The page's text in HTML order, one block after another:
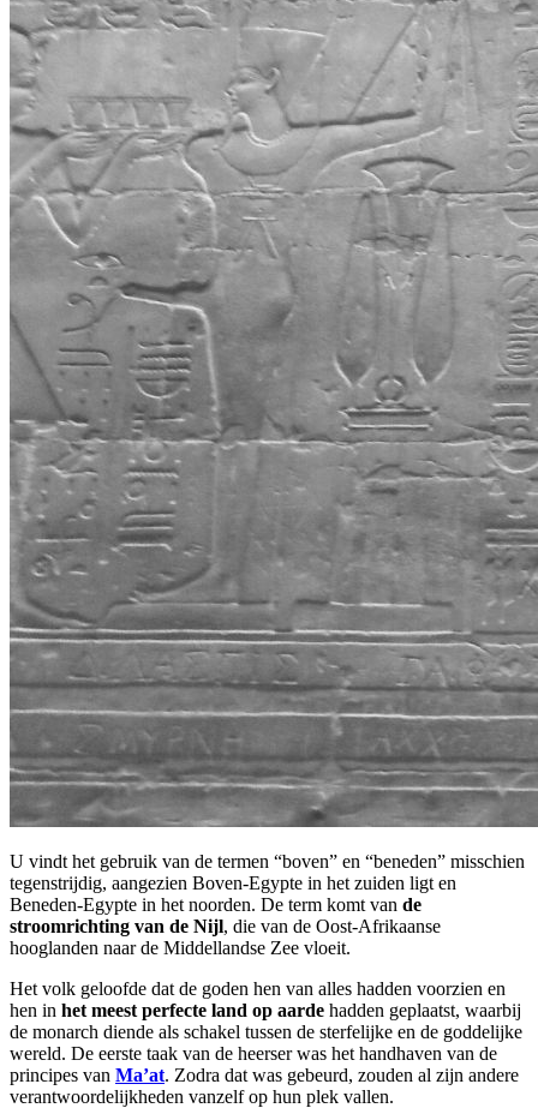
U vindt het gebruik van de termen “boven” en “beneden” misschien
tegenstrijdig, aangezien Boven-Egypte in het zuiden ligt en
Beneden-Egypte in het noorden. De term komt van de
stroomrichting van de Nijl, die van de Oost-Afrikaanse
hooglanden naar de Middellandse Zee vloeit.
Het volk geloofde dat de goden hen van alles hadden voorzien en
hen in het meest perfecte land op aarde hadden geplaatst, waarbij
de monarch diende als schakel tussen de sterfelijke en de goddelijke
wereld. De eerste taak van de heerser was het handhaven van de
principes van Ma’at. Zodra dat was gebeurd, zouden al zijn andere
verantwoordelijkheden vanzelf op hun plek vallen.